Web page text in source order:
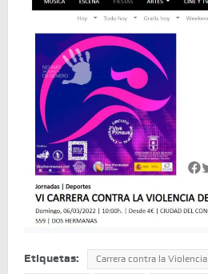
Etiquetas: Carrera contra la